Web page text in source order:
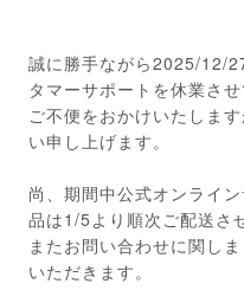
誠に勝手ながら2025/12/
タマーサポートを休業させ
ご不便をおかけいたしま
い申し上げます。
尚、期間中公式オンライ
品は1/5より順次ご配送さ
またお問い合わせに関し
いただきます。